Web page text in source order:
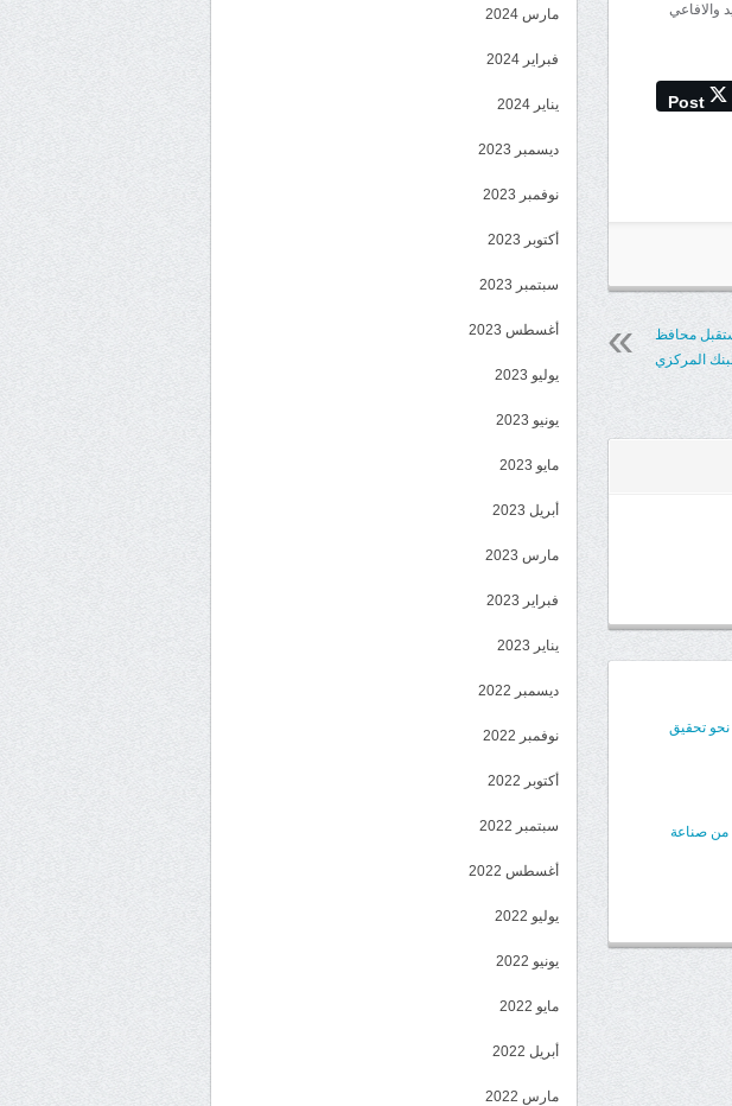
والافاعي
Post
محافظ
المركزي
نحو تحقيق
من صناعة
مارس 2024
فبراير 2024
يناير 2024
ديسمبر 2023
نوفمبر 2023
أكتوبر 2023
سبتمبر 2023
أغسطس 2023
يوليو 2023
يونيو 2023
مايو 2023
أبريل 2023
مارس 2023
فبراير 2023
يناير 2023
ديسمبر 2022
نوفمبر 2022
أكتوبر 2022
سبتمبر 2022
أغسطس 2022
يوليو 2022
يونيو 2022
مايو 2022
أبريل 2022
مارس 2022